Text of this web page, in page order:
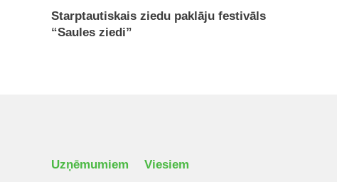
Starptautiskais ziedu paklāju festivāls
“Saules ziedi”
Uzņēmumiem Viesiem